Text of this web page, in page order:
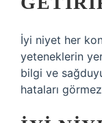
İyi niyet her
yeteneklerin
bilgi ve
hataları